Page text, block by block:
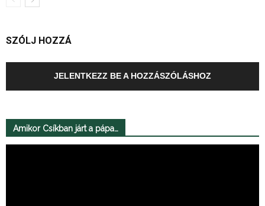
SZÓLJ HOZZÁ
JELENTKEZZ BE A HOZZÁSZÓLÁSHOZ
Amikor Csíkban járt a pápa…